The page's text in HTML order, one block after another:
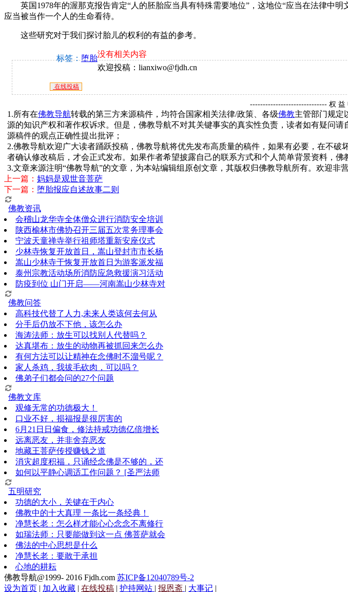
英国1978年的渥那克报告肯定“人的胚胎应当具有特殊需要地位”，这地位“应当在法律中
应当被当作一个人的生命看待。
这些研究对于我们探讨胎儿的权利的有益的参考。
标签：堕胎没有相关内容
欢迎投稿：lianxiwo@fjdh.cn
在线投稿
------------------------------ 权
1.所有在佛教导航转载的第三方来源稿件，均符合国家相关法律/政策、各级佛教主管部门规定
源的知识产权和著作权诉求。但是，佛教导航不对其关键事实的真实性负责，读者如有疑问
源稿件的观点正确性提出批评；
2.佛教导航欢迎广大读者踊跃投稿，佛教导航将优先发布高质量的稿件，如果有必要，在不
者确认修改稿后，才会正式发布。如果作者希望披露自己的联系方式和个人简单背景资料，佛
3.文章来源注明“佛教导航”的文章，为本站编辑组原创文章，其版权归佛教导航所有。欢迎非
上一篇： 妈妈是观世音菩萨
下一篇： 堕胎报应自述故事二则
佛教资讯
会稽山龙华寺全体僧众进行消防安全培训
陕西榆林市佛协召开三届五次常务理事会
宁波天童禅寺举行祖师塔重新安座仪式
少林寺恢复开放首日，嵩山登封市市长杨
嵩山少林寺于恢复开放首日为游客派发福
泰州宗教活动场所消防应急救援演习活动
防疫到位 山门开启——河南嵩山少林寺对
佛教问答
高科技代替了人力,未来人类该何去何从
分手后仍放不下他，该怎么办
海涛法师：放生可以找别人代替吗？
达真堪布：放生的动物再被抓回来怎么办
有何方法可以让精神在念佛时不溜号呢？
家人杀鸡，我拔毛砍肉，可以吗？
佛弟子们都会问的27个问题
佛教文库
观修无常的功德极大！
口业不好，损福报是很厉害的
6月21日日偏食，修法持戒功德亿倍增长
远离恶友，并非舍弃恶友
地藏王菩萨传授赚钱之道
消灾超度积福，只诵经念佛是不够的，还
如何以平静心调适工作问题？ [圣严法师
五明研究
功德的大小，关键在于内心
佛教中的十大真理 一条比一条经典！
净慧长老：怎么样才能心心念念不离修行
如瑞法师：只要能做到这一点 佛菩萨就会
佛法的中心思想是什么
净慧长老：要敢于承担
心地的耕耘
佛教导航@1999- 2016 Fjdh.com 苏ICP备12040789号-2
设为首页 | 加入收藏 | 在线投稿 | 护持网站 | 报恩斋 | 大事记 |